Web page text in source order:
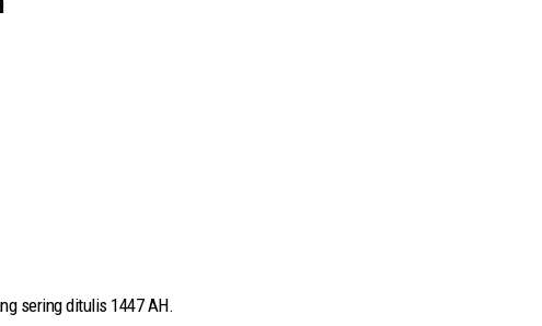
sering ditulis 1447 AH.